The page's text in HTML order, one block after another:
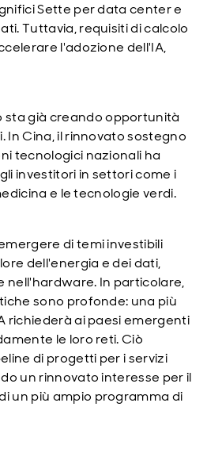
Sette per data center e
Tuttavia, requisiti di calcolo
l'adozione dell'IA,
già creando opportunità
In Cina, il rinnovato sostegno
tecnologici nazionali ha
investitori in settori come i
e le tecnologie verdi.
di temi investibili
dell'energia e dei dati,
nell'hardware. In particolare,
sono profonde: una più
richiederà ai paesi emergenti
le loro reti. Ciò
di progetti per i servizi
un rinnovato interesse per il
un più ampio programma di